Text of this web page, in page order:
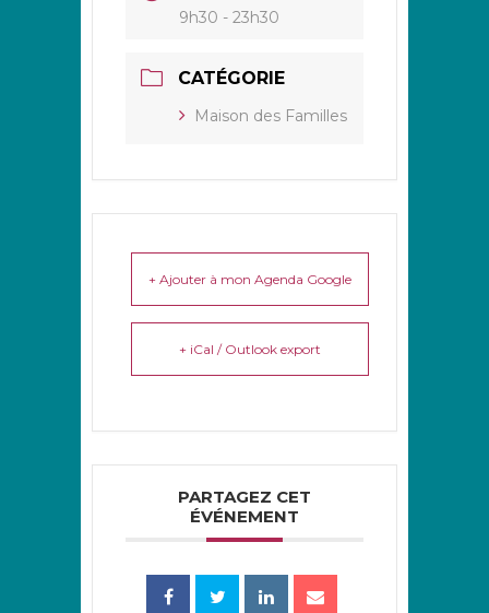
9h30 - 23h30
CATÉGORIE
Maison des Familles
+ Ajouter à mon Agenda Google
+ iCal / Outlook export
PARTAGEZ CET
ÉVÉNEMENT